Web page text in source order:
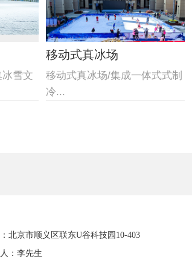
雪文
移动式真冰场
移动式真冰场/集成一体式式制
冷...
北京市顺义区联东U谷科技园10-403
：李先生